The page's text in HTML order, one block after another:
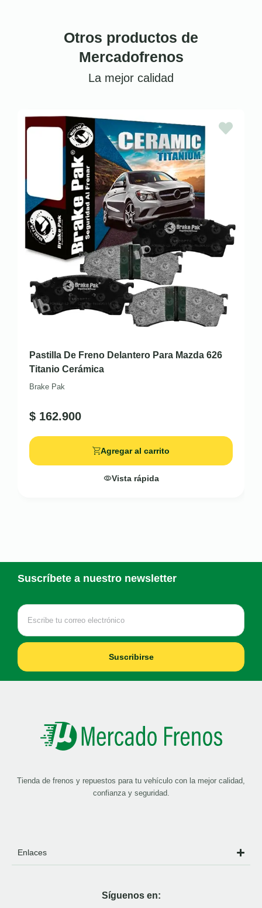
Otros productos de
Mercadofrenos
La mejor calidad
Pastilla De Freno Delantero Para Mazda 626
Titanio Cerámica
Brake Pak
$ 162.900
Agregar al carrito
Vista rápida
Suscríbete a nuestro newsletter
Suscribirse
Tienda de frenos y repuestos para tu vehículo con la mejor calidad,
confianza y seguridad.
Enlaces
Síguenos en: